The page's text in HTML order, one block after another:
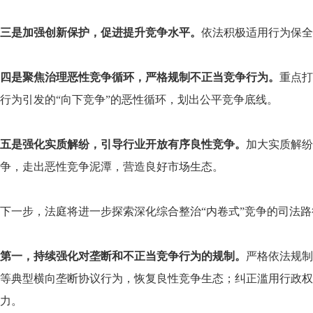
三是加强创新保护，促进提升竞争水平。 依法积极适用行为保
四是聚焦治理恶性竞争循环，严格规制不正当竞争行为。 重点
行为引发的“向下竞争”的恶性循环，划出公平竞争底线。
五是强化实质解纷，引导行业开放有序良性竞争。 加大实质解
争，走出恶性竞争泥潭，营造良好市场生态。
下一步，法庭将进一步探索深化综合整治“内卷式”竞争的司法
第一，持续强化对垄断和不正当竞争行为的规制。 严格依法规
等典型横向垄断协议行为，恢复良性竞争生态；纠正滥用行政
力。